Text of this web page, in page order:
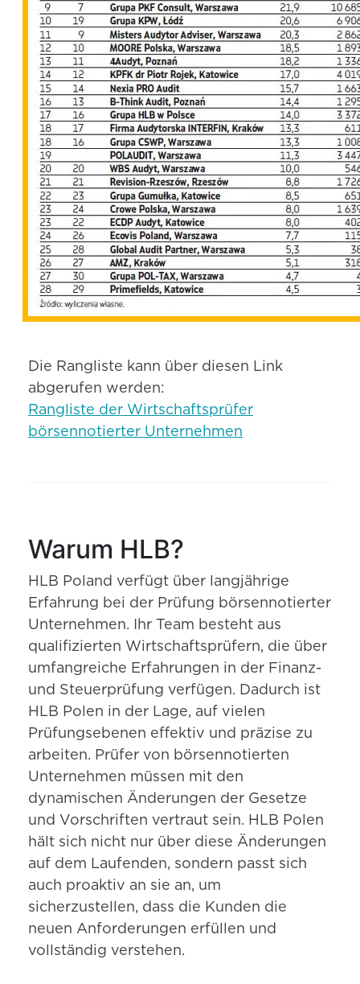
Die Rangliste kann über diesen Link
abgerufen werden:
Rangliste der Wirtschaftsprüfer
börsennotierter Unternehmen
Warum HLB?
HLB Poland verfügt über langjährige
Erfahrung bei der Prüfung börsennotierter
Unternehmen. Ihr Team besteht aus
qualifizierten Wirtschaftsprüfern, die über
umfangreiche Erfahrungen in der Finanz-
und Steuerprüfung verfügen. Dadurch ist
HLB Polen in der Lage, auf vielen
Prüfungsebenen effektiv und präzise zu
arbeiten. Prüfer von börsennotierten
Unternehmen müssen mit den
dynamischen Änderungen der Gesetze
und Vorschriften vertraut sein. HLB Polen
hält sich nicht nur über diese Änderungen
auf dem Laufenden, sondern passt sich
auch proaktiv an sie an, um
sicherzustellen, dass die Kunden die
neuen Anforderungen erfüllen und
vollständig verstehen.